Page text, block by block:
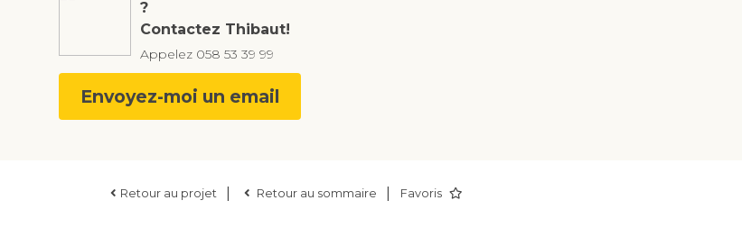
?
Contactez Thibaut!
Appelez 058 53 39 99
Envoyez-moi un email
Retour au projet Retour au sommaire Favoris